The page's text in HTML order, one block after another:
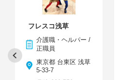
フレスコ浅草
介護職・ヘルパー /
正職員
東京都 台東区 浅草
5-33-7